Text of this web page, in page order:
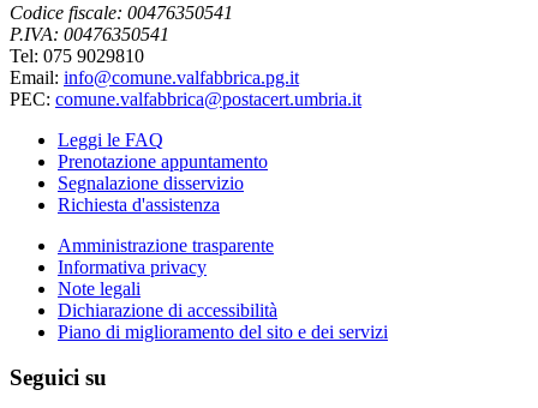
Codice fiscale: 00476350541
P.IVA: 00476350541
Tel: 075 9029810
Email: info@comune.valfabbrica.pg.it
PEC: comune.valfabbrica@postacert.umbria.it
Leggi le FAQ
Prenotazione appuntamento
Segnalazione disservizio
Richiesta d'assistenza
Amministrazione trasparente
Informativa privacy
Note legali
Dichiarazione di accessibilità
Piano di miglioramento del sito e dei servizi
Seguici su